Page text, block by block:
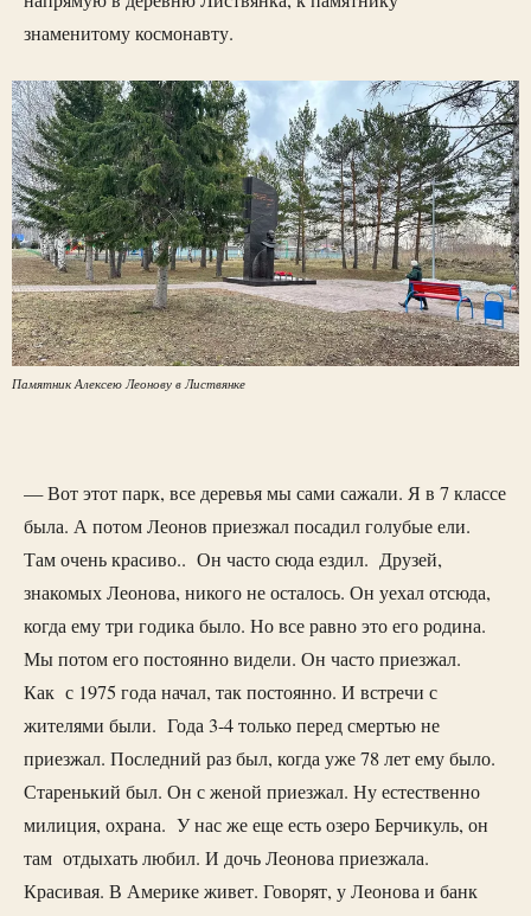
знаменитому космонавту.
Памятник Алексею Леонову в Листвянке
— Вот этот парк, все деревья мы сами сажали. Я в 7 классе
была. А потом Леонов приезжал посадил голубые ели.
Там очень красиво.. Он часто сюда ездил. Друзей,
знакомых Леонова, никого не осталось. Он уехал отсюда,
когда ему три годика было. Но все равно это его родина.
Мы потом его постоянно видели. Он часто приезжал.
Как с 1975 года начал, так постоянно. И встречи с
жителями были. Года 3-4 только перед смертью не
приезжал. Последний раз был, когда уже 78 лет ему было.
Старенький был. Он с женой приезжал. Ну естественно
милиция, охрана. У нас же еще есть озеро Берчикуль, он
там отдыхать любил. И дочь Леонова приезжала.
Красивая. В Америке живет. Говорят, у Леонова и банк